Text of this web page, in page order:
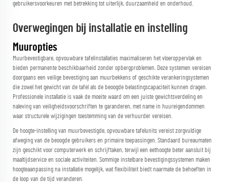
gebruikersvoorkeuren met betrekking tot uiterlijk, duurzaamheid en onderhoud.
Overwegingen bij installatie en instelling
Muuropties
Muurbevestigbare, opvouwbare tafelinstallaties maximaliseren het vloeroppervlak en
bieden permanente beschikbaarheid zonder opbergproblemen. Deze systemen vereisen
doorgaans een veilige bevestiging aan muurbekkens of geschikte verankeringsystemen
die zowel het gewicht van de tafel als de beoogde belastingscapaciteit kunnen dragen.
Professionele installatie is vaak de moeite waard om een juiste gewichtsverdeling en
naleving van veiligheidsvoorschriften te garanderen, met name in huureigendommen
waar structurele wijzigingen toestemming van de verhuurder vereisen.
De hoogte-instelling van muurbevestigde, opvouwbare tafelunits vereist zorgvuldige
afweging van de beoogde gebruikers en primaire toepassingen. Standaard bureaumaten
zijn geschikt voor computerwerk en schrijftaken, terwijl een eethoogte beter aansluit bij
maaltijdservice en sociale activiteiten. Sommige instelbare bevestigingssystemen maken
hoogteaanpassing na installatie mogelijk, wat flexibiliteit biedt naarmate de behoeften in
de loop van de tijd veranderen.